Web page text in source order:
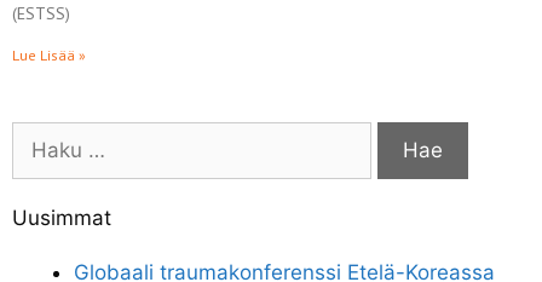
(ESTSS)
Lue Lisää »
Uusimmat
Globaali traumakonferenssi Etelä-Koreassa